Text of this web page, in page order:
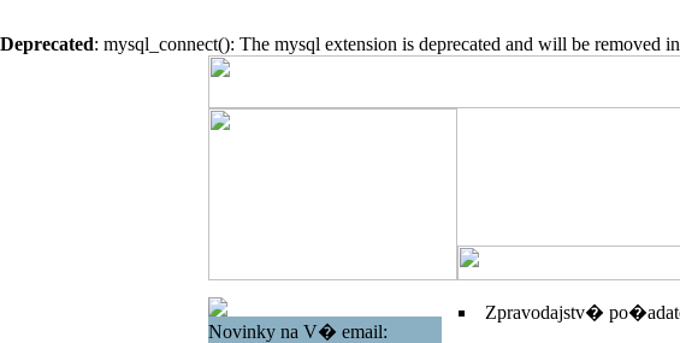
Deprecated: mysql_connect(): The mysql extension is deprecated and will be removed
Novinky na V� email:
Zpravodajstv�